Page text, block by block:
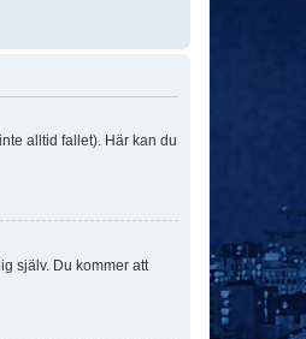
alltid fallet). Här kan du
själv. Du kommer att